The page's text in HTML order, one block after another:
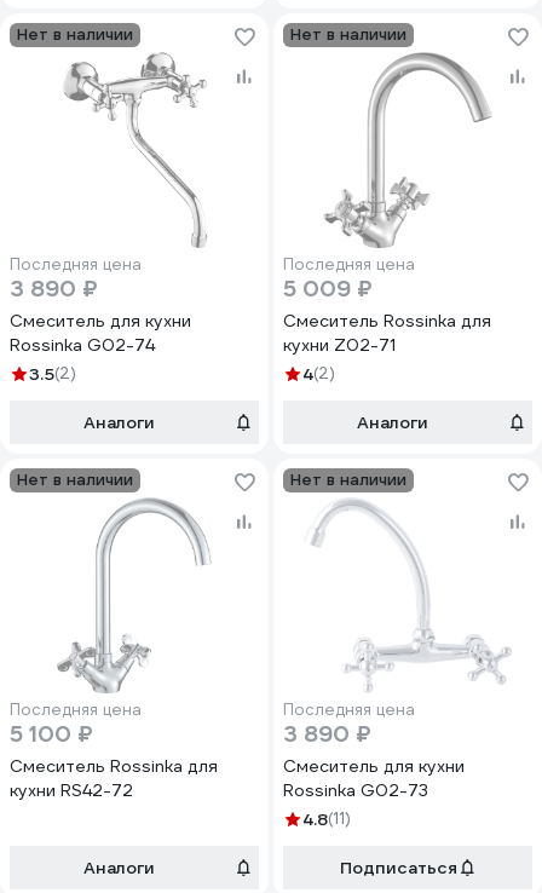
Нет в наличии
Последняя цена
3 890 ₽
Смеситель для кухни
Rossinka G02-74
3.5(2)
Аналоги
Нет в наличии
Последняя цена
5 009 ₽
Смеситель Rossinka для
кухни Z02-71
4(2)
Аналоги
Нет в наличии
Последняя цена
5 100 ₽
Смеситель Rossinka для
кухни RS42-72
Аналоги
Нет в наличии
Последняя цена
3 890 ₽
Смеситель для кухни
Rossinka G02-73
4.8(11)
Подписаться